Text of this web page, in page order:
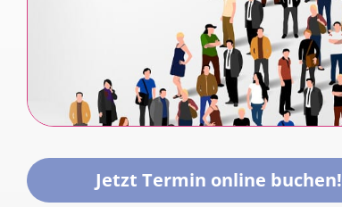
Jetzt Termin online buchen!